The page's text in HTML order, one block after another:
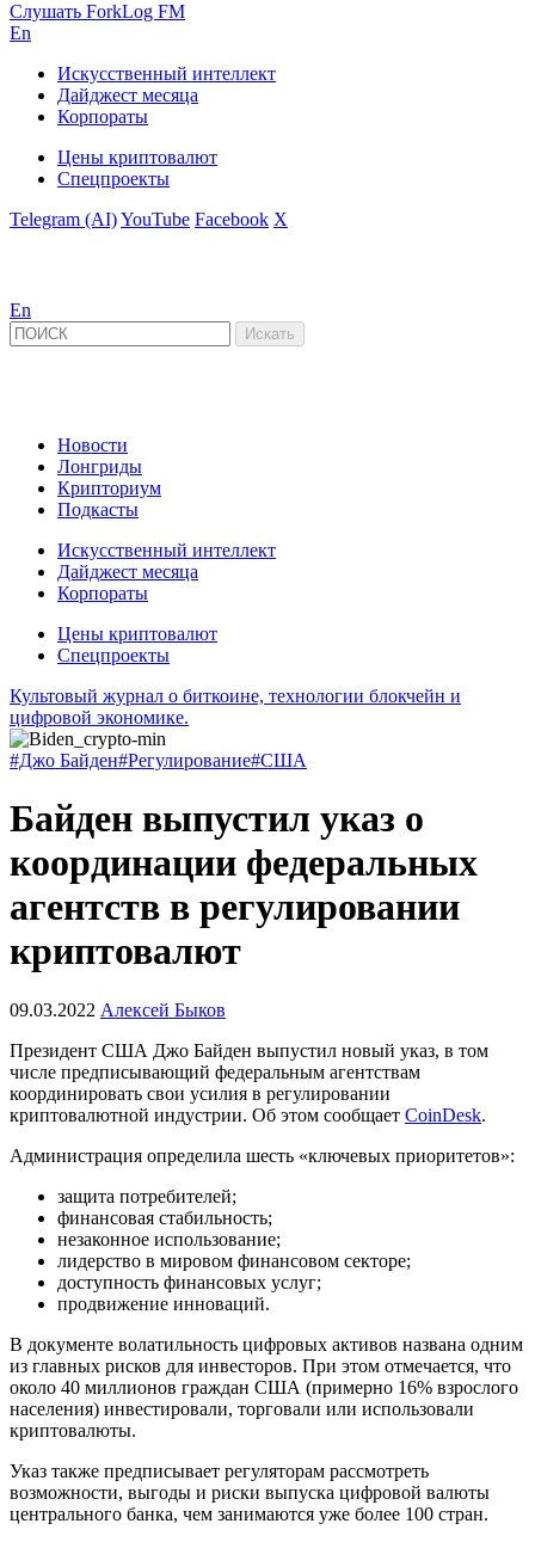
Слушать ForkLog FM
En
Искусственный интеллект
Дайджест месяца
Корпораты
Цены криптовалют
Спецпроекты
Telegram (AI)YouTube Facebook X
En
Новости
Лонгриды
Крипториум
Подкасты
Искусственный интеллект
Дайджест месяца
Корпораты
Цены криптовалют
Спецпроекты
Культовый журнал о биткоине, технологии блокчейн и
цифровой экономике.
#Джо Байден#Регулирование#США
Байден выпустил указ о
координации федеральных
агентств в регулировании
криптовалют
09.03.2022 Алексей Быков
Президент США Джо Байден выпустил новый указ, в том
числе предписывающий федеральным агентствам
координировать свои усилия в регулировании
криптовалютной индустрии. Об этом сообщает CoinDesk.
Администрация определила шесть «ключевых приоритетов»:
защита потребителей;
финансовая стабильность;
незаконное использование;
лидерство в мировом финансовом секторе;
доступность финансовых услуг;
продвижение инноваций.
В документе волатильность цифровых активов названа одним
из главных рисков для инвесторов. При этом отмечается, что
около 40 миллионов граждан США (примерно 16% взрослого
населения) инвестировали, торговали или использовали
криптовалюты.
Указ также предписывает регуляторам рассмотреть
возможности, выгоды и риски выпуска цифровой валюты
центрального банка, чем занимаются уже более 100 стран.